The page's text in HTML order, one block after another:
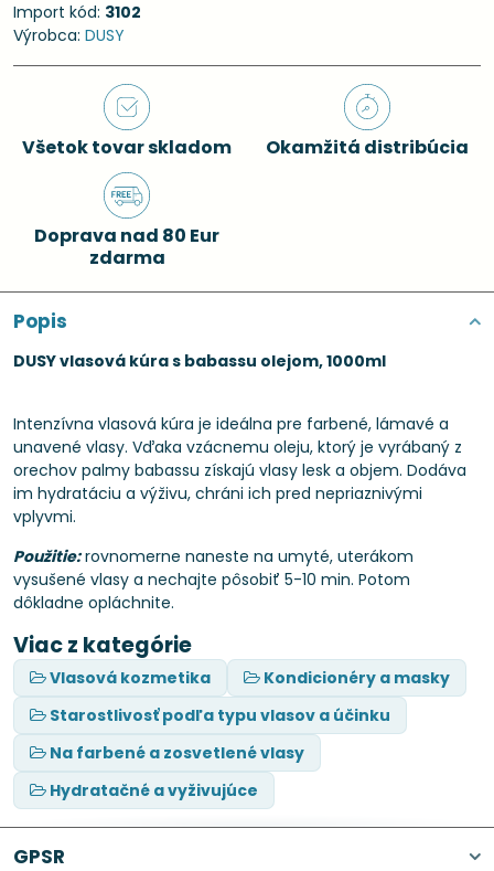
Import kód: 3102
Výrobca: DUSY
Všetok tovar skladom Okamžitá distribúcia
Doprava nad 80 Eur
zdarma
Popis
DUSY vlasová kúra s babassu olejom, 1000ml
Intenzívna vlasová kúra je ideálna pre farbené, lámavé a
unavené vlasy. Vďaka vzácnemu oleju, ktorý je vyrábaný z
orechov palmy babassu získajú vlasy lesk a objem. Dodáva
im hydratáciu a výživu, chráni ich pred nepriaznivými
vplyvmi.
Použitie:rovnomerne naneste na umyté, uterákom
vysušené vlasy a nechajte pôsobiť 5-10 min. Potom
dôkladne opláchnite.
Viac z kategórie
Vlasová kozmetika
Kondicionéry a masky
Starostlivosť podľa typu vlasov a účinku
Na farbené a zosvetlené vlasy
Hydratačné a vyživujúce
GPSR